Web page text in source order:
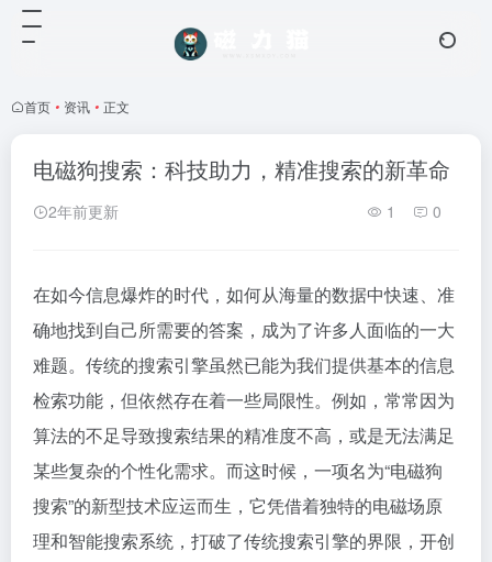
首页 • 资讯 • 正文
电磁狗搜索：科技助力，精准搜索的新革命
2年前更新 1 0
在如今信息爆炸的时代，如何从海量的数据中快速、准
确地找到自己所需要的答案，成为了许多人面临的一大
难题。传统的搜索引擎虽然已能为我们提供基本的信息
检索功能，但依然存在着一些局限性。例如，常常因为
算法的不足导致搜索结果的精准度不高，或是无法满足
某些复杂的个性化需求。而这时候，一项名为“电磁狗
搜索”的新型技术应运而生，它凭借着独特的电磁场原
理和智能搜索系统，打破了传统搜索引擎的界限，开创